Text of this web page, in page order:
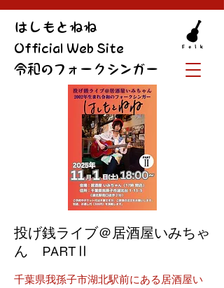
令和のフォークシンガー
​はしもとねね
Official Web Site
投げ銭ライブ＠居酒屋いみちゃ
ん PARTⅡ
千葉県我孫子市湖北駅前にある居酒屋い